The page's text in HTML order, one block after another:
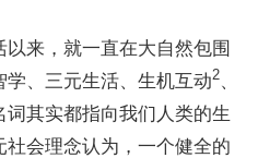
来，就一直在大自然包围
、三元生活、生机互动2、
其实都指向我们人类的生
会理念认为，一个健全的